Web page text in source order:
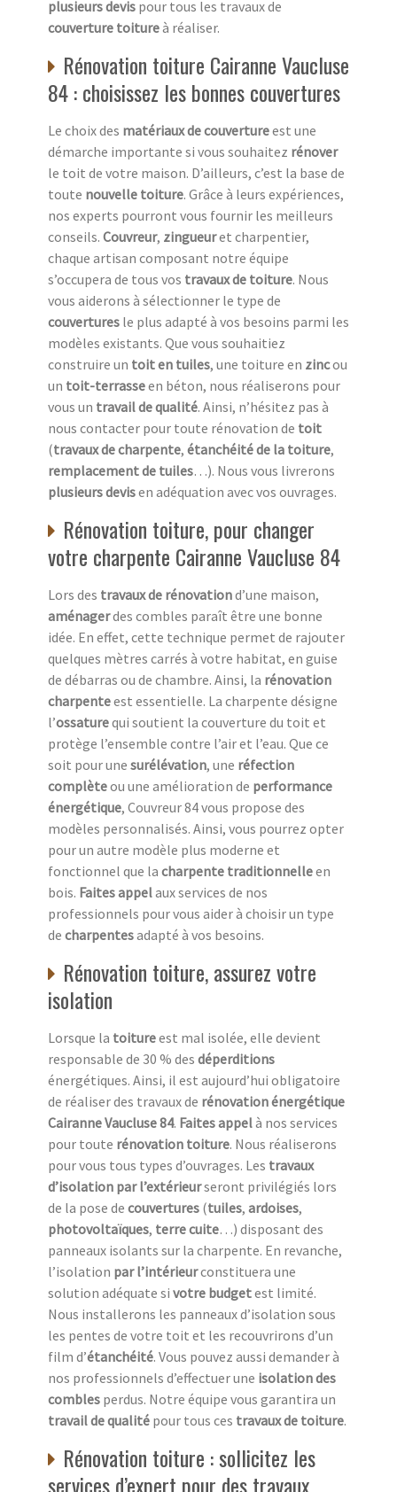
plusieurs devis pour tous les travaux de
couverture toitureà réaliser.
Rénovation toiture Cairanne Vaucluse
84 : choisissez les bonnes couvertures
Le choix des matériaux de couvertureest une
démarche importante si vous souhaitez rénover
le toit de votre maison. D’ailleurs, c’est la base de
toute nouvelle toiture. Grâce à leurs expériences,
nos experts pourront vous fournir les meilleurs
conseils. Couvreur, zingueuret charpentier,
chaque artisan composant notre équipe
s’occupera de tous vos travaux de toiture. Nous
vous aiderons à sélectionner le type de
couvertures le plus adapté à vos besoins parmi les
modèles existants. Que vous souhaitiez
construire un toit en tuiles, une toiture en zincou
un toit-terrasseen béton, nous réaliserons pour
vous un travail de qualité. Ainsi, n’hésitez pas à
nous contacter pour toute rénovation de toit
(travaux de charpente, étanchéité de la toiture,
remplacement de tuiles…). Nous vous livrerons
plusieurs devisen adéquation avec vos ouvrages.
Rénovation toiture, pour changer
votre charpente Cairanne Vaucluse 84
Lors des travaux de rénovationd’une maison,
aménagerdes combles paraît être une bonne
idée. En effet, cette technique permet de rajouter
quelques mètres carrés à votre habitat, en guise
de débarras ou de chambre. Ainsi, la rénovation
charpenteest essentielle. La charpente désigne
l’ossaturequi soutient la couverture du toit et
protège l’ensemble contre l’air et l’eau. Que ce
soit pour une surélévation, une réfection
complèteou une amélioration de performance
énergétique, Couvreur 84 vous propose des
modèles personnalisés. Ainsi, vous pourrez opter
pour un autre modèle plus moderne et
fonctionnel que la charpente traditionnelleen
bois. Faites appelaux services de nos
professionnels pour vous aider à choisir un type
de charpentesadapté à vos besoins.
Rénovation toiture, assurez votre
isolation
Lorsque la toitureest mal isolée, elle devient
responsable de 30 % des déperditions
énergétiques. Ainsi, il est aujourd’hui obligatoire
de réaliser des travaux de rénovation énergétique
Cairanne Vaucluse 84. Faites appelà nos services
pour toute rénovation toiture. Nous réaliserons
pour vous tous types d’ouvrages. Les travaux
d’isolation par l’extérieurseront privilégiés lors
de la pose de couvertures (tuiles, ardoises,
photovoltaïques, terre cuite…) disposant des
panneaux isolants sur la charpente. En revanche,
l’isolation par l’intérieurconstituera une
solution adéquate si votre budgetest limité.
Nous installerons les panneaux d’isolation sous
les pentes de votre toit et les recouvrirons d’un
film d’étanchéité. Vous pouvez aussi demander à
nos professionnels d’effectuer une isolation des
combles perdus. Notre équipe vous garantira un
travail de qualité pour tous ces travaux de toiture.
Rénovation toiture : sollicitez les
services d’expert pour des travaux